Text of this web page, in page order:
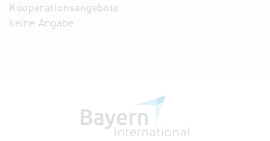
Kooperationsangebote
keine Angabe